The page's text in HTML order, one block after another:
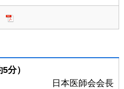
分）
日本医師会会長